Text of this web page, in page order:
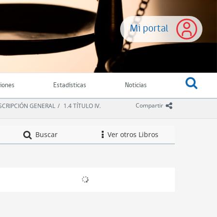
Mi portal
Estadísticas Noticias
Compartir icono
GENERAL
1.4 TÍTULO IV.
Buscar icono
Ver otros LibrosCompendio de